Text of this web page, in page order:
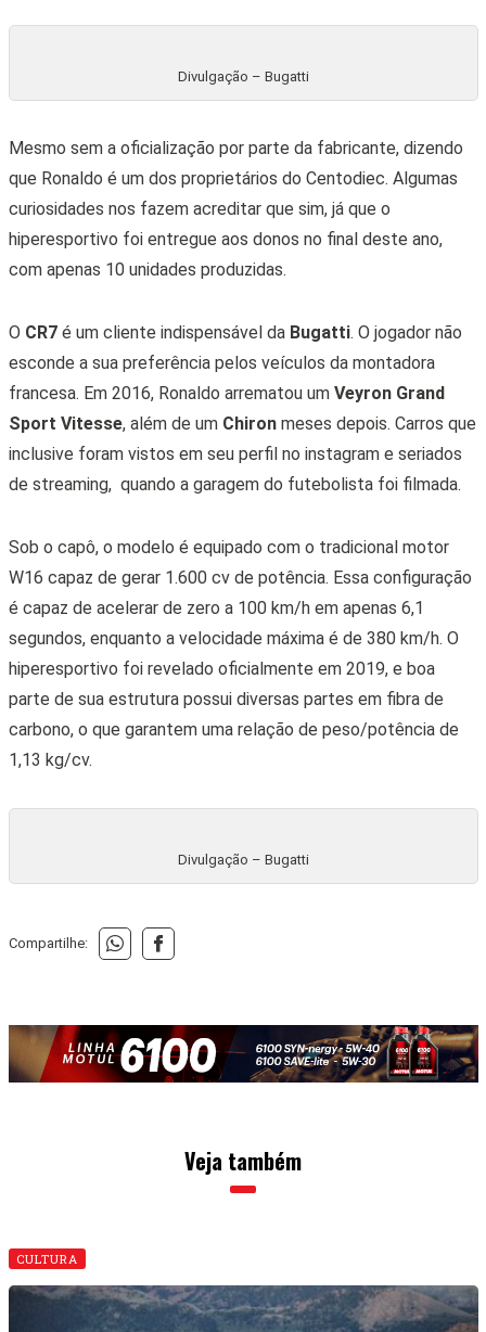
Divulgação – Bugatti
Mesmo sem a oficialização por parte da fabricante, dizendo
que Ronaldo é um dos proprietários do Centodiec. Algumas
curiosidades nos fazem acreditar que sim, já que o
hiperesportivo foi entregue aos donos no final deste ano,
com apenas 10 unidades produzidas.
O CR7 é um cliente indispensável da Bugatti. O jogador não
esconde a sua preferência pelos veículos da montadora
francesa. Em 2016, Ronaldo arrematou um Veyron Grand
Sport Vitesse, além de um Chiron meses depois. Carros que
inclusive foram vistos em seu perfil no instagram e seriados
de streaming, quando a garagem do futebolista foi filmada.
Sob o capô, o modelo é equipado com o tradicional motor
W16 capaz de gerar 1.600 cv de potência. Essa configuração
é capaz de acelerar de zero a 100 km/h em apenas 6,1
segundos, enquanto a velocidade máxima é de 380 km/h. O
hiperesportivo foi revelado oficialmente em 2019, e boa
parte de sua estrutura possui diversas partes em fibra de
carbono, o que garantem uma relação de peso/potência de
1,13 kg/cv.
Divulgação – Bugatti
Compartilhe:
Veja também
CULTURA